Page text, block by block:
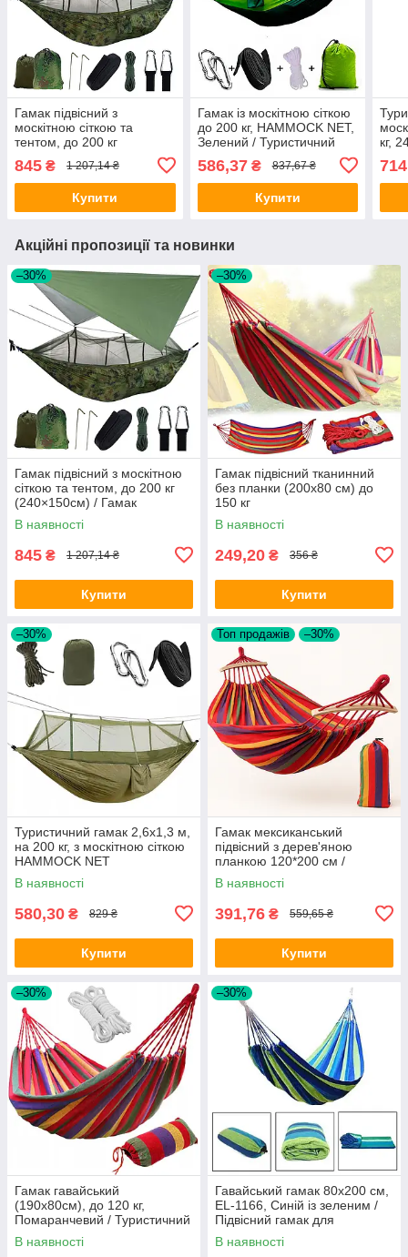
Гамак підвісний з
москітною сіткою та
тентом, до 200 кг
туристичний похідний
845 ₴ 1 207,14 ₴
Купити
Гамак із москітною сіткою
до 200 кг, HAMMOCK NET,
Зелений / Туристичний
гамак / Нейлоновий гамак
586,37₴ 837,67 ₴
Купити
кг,
714
Акційні пропозиції та новинки
–30%
Гамак підвісний з москітною
сіткою та тентом, до 200 кг
(240×150см) / Гамак
туристичний похідний
В наявності
845 ₴ 1 207,14 ₴
Купити
–30%
Гамак підвісний тканинний
без планки (200х80 см) до
150 кг
В наявності
249,20 ₴ 356 ₴
Купити
–30%
Туристичний гамак 2,6х1,3 м,
на 200 кг, з москітною сіткою
HAMMOCK NET
В наявності
580,30 ₴ 829 ₴
Купити
Топ продажів –30%
Гамак мексиканський
підвісний з дерев'яною
планкою 120*200 см /
Тканинний гамак для
відпочинку на вулиці
В наявності
391,76 ₴ 559,65 ₴
Купити
–30%
Гамак гавайський
(190х80см), до 120 кг,
Помаранчевий / Туристичний
гамак підвісний / Гамак без
планки
В наявності
–30%
Гавайський гамак 80х200 см,
EL-1166, Синій із зеленим /
Підвісний гамак для
відпочинку
В наявності